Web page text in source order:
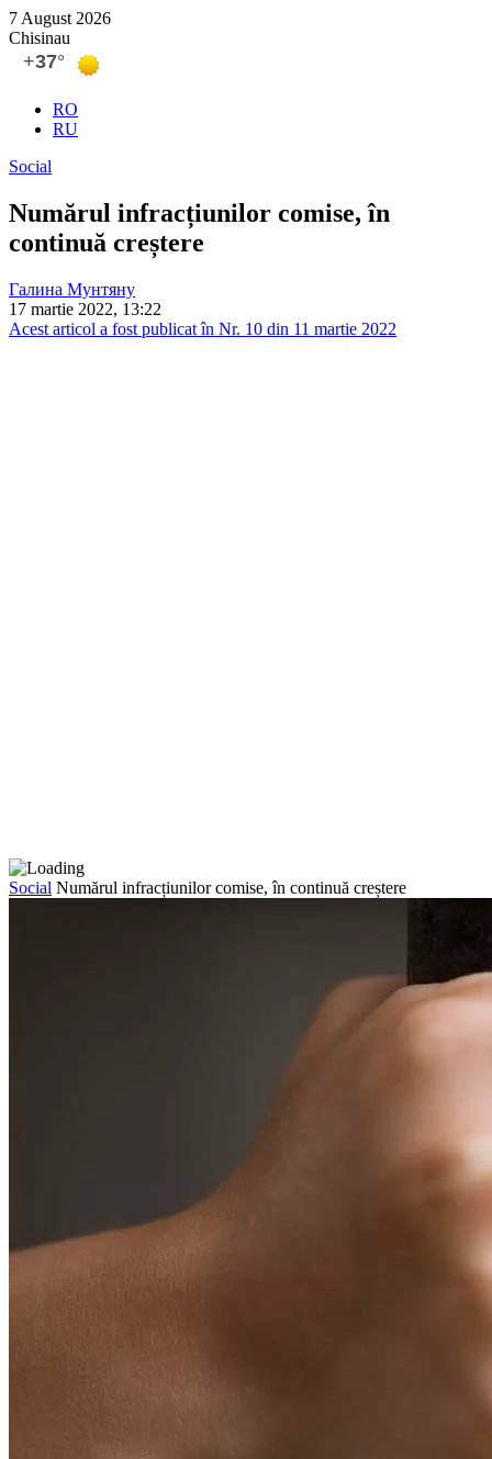
7 August 2026
Chisinau
RO
RU
Social
Numărul infracțiunilor comise, în
continuă creștere
Галина Мунтяну
17 martie 2022, 13:22
Acest articol a fost publicat în Nr. 10 din 11 martie 2022
Social Numărul infracțiunilor comise, în continuă creștere